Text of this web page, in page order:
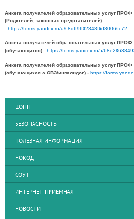
Анкета получателей образовательных услуг ПРОФ
(Родителей, законных представителей)
- https://forms.yandex.ru/u/68dff9ff02848f6d80066c72
Анкета получателей образовательных услуг ПРОФ
(обучающихся) - https://forms.yandex.ru/u/
Анкета получателей образовательных услуг ПРОФ
(обучающихся с ОВЗ/инвалидов) - https://
ЦОПП
БЕЗОПАСНОСТЬ
ПОЛЕЗНАЯ ИНФОРМАЦИЯ
НОКОД
СОУТ
ИНТЕРНЕТ-ПРИЁМНАЯ
НОВОСТИ